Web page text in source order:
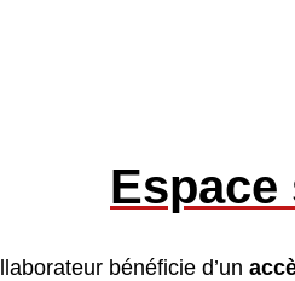
Espace
bénéficie d’un